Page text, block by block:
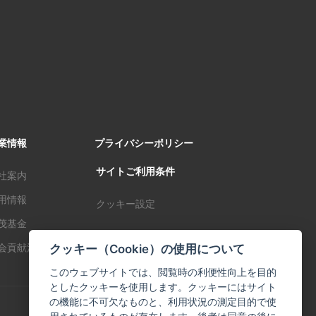
情報
案内
情報
基金
貢献活動
プライバシーポリシー
サイトご利用条件
クッキー設定
クッキー（Cookie）の使用について
このウェブサイトでは、閲覧時の利便性向上を目的
としたクッキーを使用します。クッキーにはサイト
の機能に不可欠なものと、利用状況の測定目的で使